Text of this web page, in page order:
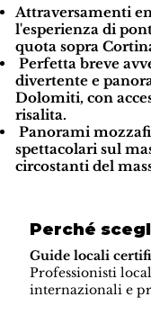
Attraversamenti
l'esperienza di
quota sopra
Perfetta breve
divertente e
Dolomiti, con
risalita.
Panorami
spettacolari sul
circostanti del
Perché
Guide locali
Professionisti
internazionali e